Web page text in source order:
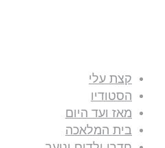
קצת עלי
הסטודיו
מאז ועד היום
בית המלאכה